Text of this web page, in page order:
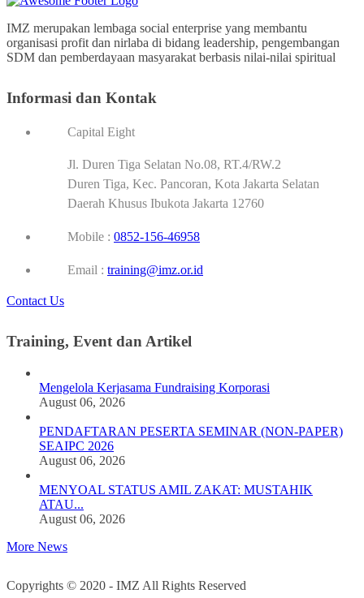
IMZ merupakan lembaga social enterprise yang membantu
organisasi profit dan nirlaba di bidang leadership, pengembangan
SDM dan pemberdayaan masyarakat berbasis nilai-nilai spiritual
Informasi dan Kontak
Capital Eight
Jl. Duren Tiga Selatan No.08, RT.4/RW.2
Duren Tiga, Kec. Pancoran, Kota Jakarta Selatan
Daerah Khusus Ibukota Jakarta 12760
Mobile : 0852-156-46958
Email : training@imz.or.id
Contact Us
Training, Event dan Artikel
Mengelola Kerjasama Fundraising Korporasi
August 06, 2026
PENDAFTARAN PESERTA SEMINAR (NON-PAPER)
SEAIPC 2026
August 06, 2026
MENYOAL STATUS AMIL ZAKAT: MUSTAHIK
ATAU...
August 06, 2026
More News
Copyrights © 2020 - IMZ All Rights Reserved